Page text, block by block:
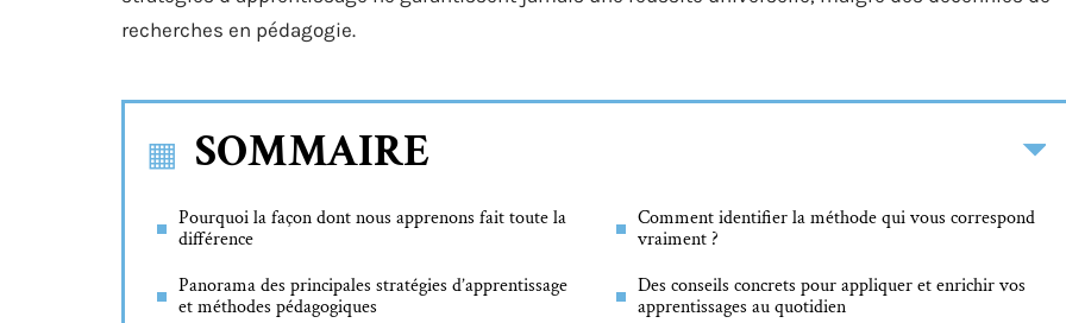
recherches en pédagogie.
SOMMAIRE
Pourquoi la façon dont nous apprenons fait toute la
différence
Panorama des principales stratégies d’apprentissage
et méthodes pédagogiques
Comment identifier la méthode qui vous correspond
vraiment ?
Des conseils concrets pour appliquer et enrichir vos
apprentissages au quotidien